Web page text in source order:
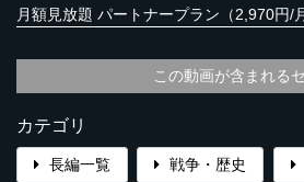
月額見放題 パートナープラン（2,970円/月
この動画が含まれる
カテゴリ
長編一覧 戦争・歴史